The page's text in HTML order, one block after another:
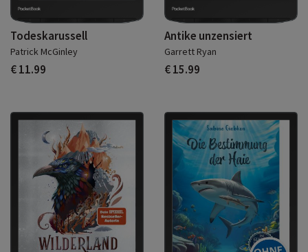
Todeskarussell
Patrick McGinley
€ 11.99
Antike unzensiert
Garrett Ryan
€ 15.99